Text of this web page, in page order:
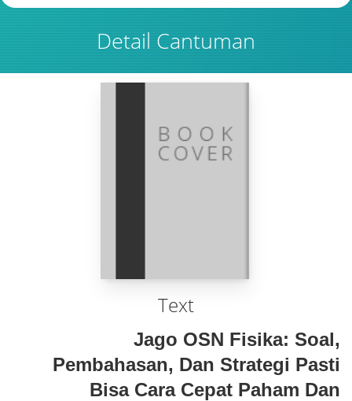
Detail Cantuman
Text
Jago OSN Fisika: Soal,
Pembahasan, Dan Strategi Pasti
Bisa Cara Cepat Paham Dan